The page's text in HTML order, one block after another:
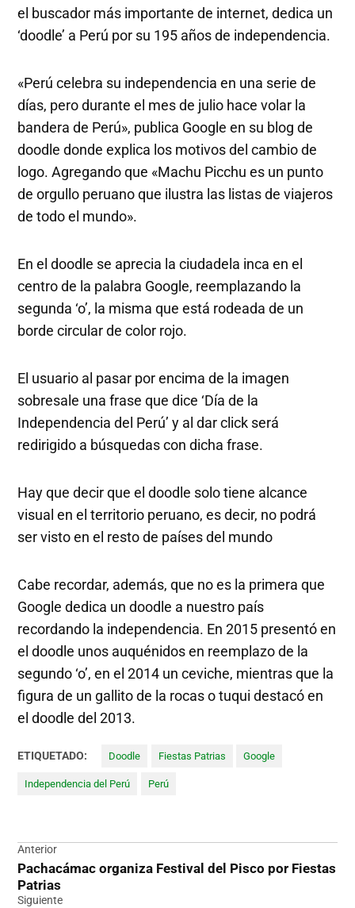
el buscador más importante de internet, dedica un
‘doodle’ a Perú por su 195 años de independencia.
«Perú celebra su independencia en una serie de
días, pero durante el mes de julio hace volar la
bandera de Perú», publica Google en su blog de
doodle donde explica los motivos del cambio de
logo. Agregando que «Machu Picchu es un punto
de orgullo peruano que ilustra las listas de viajeros
de todo el mundo».
En el doodle se aprecia la ciudadela inca en el
centro de la palabra Google, reemplazando la
segunda ‘o’, la misma que está rodeada de un
borde circular de color rojo.
El usuario al pasar por encima de la imagen
sobresale una frase que dice ‘Día de la
Independencia del Perú’ y al dar click será
redirigido a búsquedas con dicha frase.
Hay que decir que el doodle solo tiene alcance
visual en el territorio peruano, es decir, no podrá
ser visto en el resto de países del mundo
Cabe recordar, además, que no es la primera que
Google dedica un doodle a nuestro país
recordando la independencia. En 2015 presentó en
el doodle unos auquénidos en reemplazo de la
segundo ‘o’, en el 2014 un ceviche, mientras que la
figura de un gallito de la rocas o tuqui destacó en
el doodle del 2013.
ETIQUETADO: Doodle Fiestas Patrias Google
Independencia del Perú Perú
Navegación
de
entradas
Anterior
Pachacámac organiza Festival del Pisco por Fiestas
Patrias
Siguiente